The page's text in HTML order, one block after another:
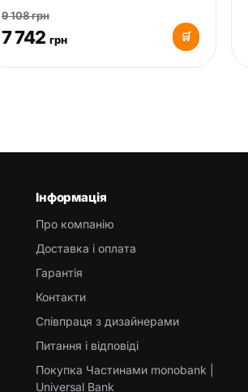
9 108 грн
7 742 грн 🛒
Інформація
Про компанію
Доставка і оплата
Гарантія
Контакти
Співпраця з дизайнерами
Питання і відповіді
Покупка Частинами monobank |
Universal Bank